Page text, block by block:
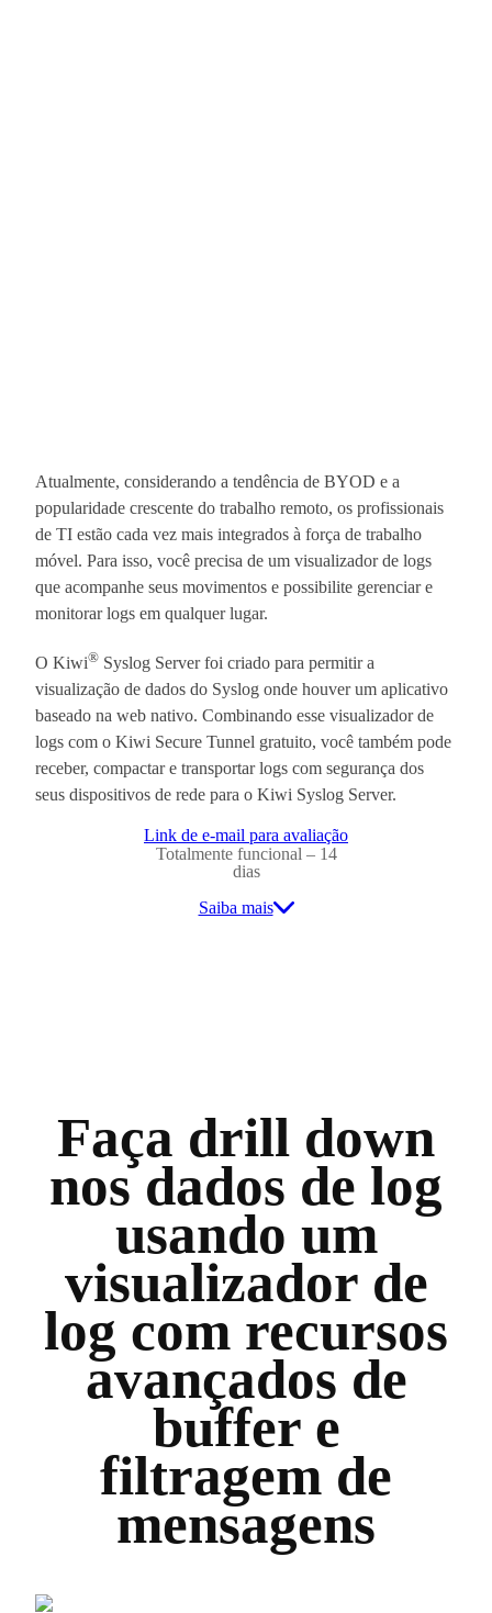
Atualmente, considerando a tendência de BYOD e a
popularidade crescente do trabalho remoto, os profissionais
de TI estão cada vez mais integrados à força de trabalho
móvel. Para isso, você precisa de um visualizador de logs
que acompanhe seus movimentos e possibilite gerenciar e
monitorar logs em qualquer lugar.
O Kiwi® Syslog Server foi criado para permitir a
visualização de dados do Syslog onde houver um aplicativo
baseado na web nativo. Combinando esse visualizador de
logs com o Kiwi Secure Tunnel gratuito, você também pode
receber, compactar e transportar logs com segurança dos
seus dispositivos de rede para o Kiwi Syslog Server.
Link de e-mail para avaliação
Totalmente funcional – 14
dias
Saiba mais
Faça drill down
nos dados de log
usando um
visualizador de
log com recursos
avançados de
buffer e
filtragem de
mensagens